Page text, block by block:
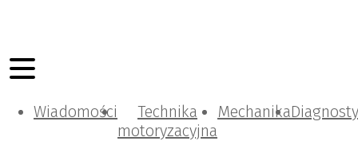
Wiadomości
Technika
motoryzacyjna
Mechanika